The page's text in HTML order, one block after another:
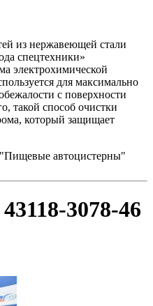
из нержавеющей стали
спецтехники»
электрохимической
для максимально
с поверхности
такой способ очистки
который защищает
"Пищевые автоцистерны"
3078-46